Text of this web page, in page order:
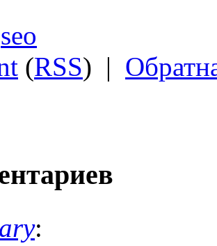
seo
(RSS) |
: